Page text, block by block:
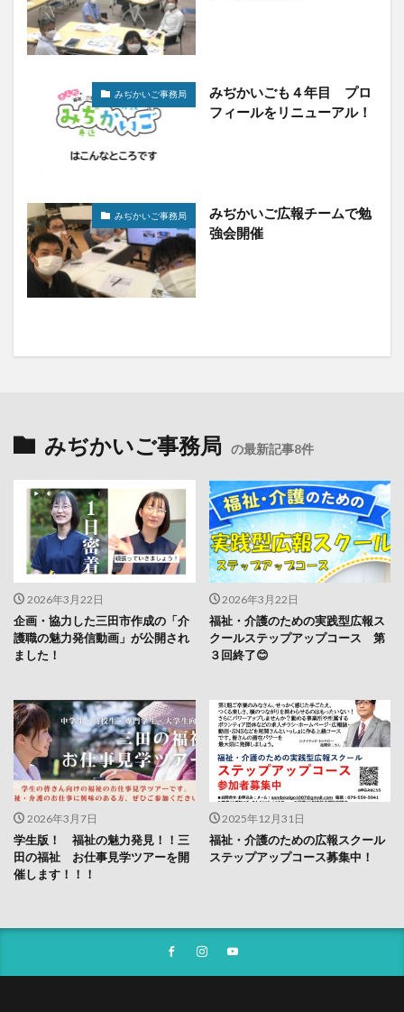
みぢかいご事務局
みぢかいごも４年目 プロ
フィールをリニューアル！
みぢかいご事務局
みぢかいご広報チームで勉
強会開催
みぢかいご事務局 の最新記事8件
2026年3月22日
企画・協力した三田市作成の「介
護職の魅力発信動画」が公開され
ました！
2026年3月22日
福祉・介護のための実践型広報ス
クールステップアップコース 第
３回終了😊
2026年3月7日
学生版！ 福祉の魅力発見！！三
田の福祉 お仕事見学ツアーを開
催します！！！
2025年12月31日
福祉・介護のための広報スクール
ステップアップコース募集中！